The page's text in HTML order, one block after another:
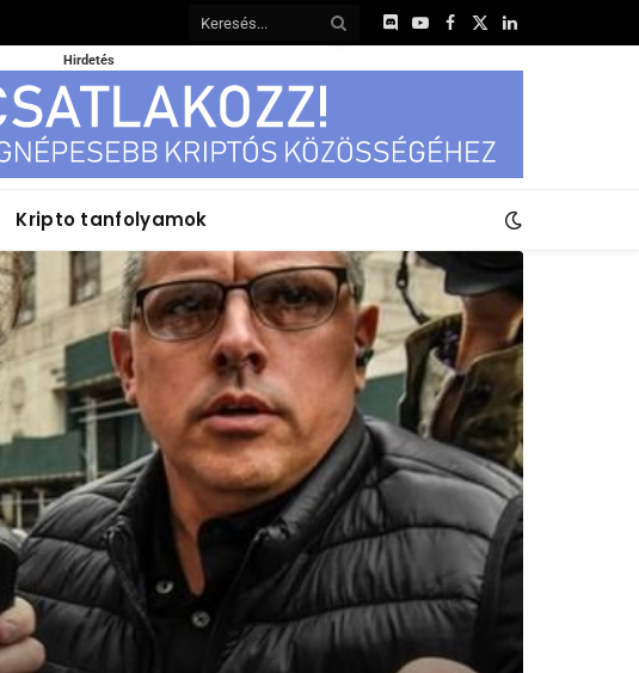
DiscordYouTube
Facebook
X
LinkedIn
Hirdetés
Kripto tanfolyamok